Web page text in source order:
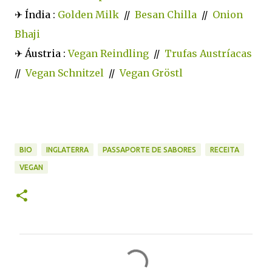
✈ Índia : Golden Milk // Besan Chilla // Onion
Bhaji
✈ Áustria :Vegan Reindling // Trufas Austríacas
//Vegan Schnitzel //Vegan Gröstl
BIO INGLATERRA PASSAPORTE DE SABORES RECEITA
VEGAN